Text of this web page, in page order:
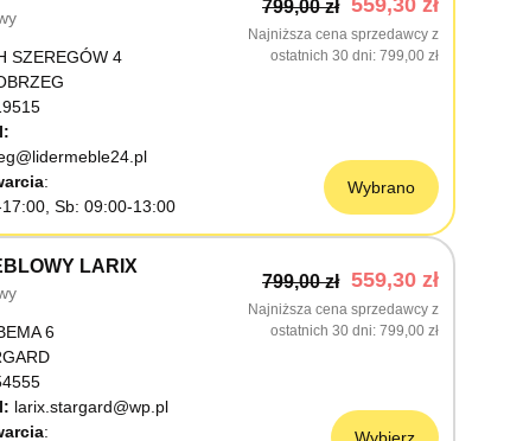
SZEREGÓW 4
Sb: 09:00-13:00
799,00 zł 559,30 zł
Najniższa cena sprzedawcy z
ostatnich 30 dni 799,00 zł
Wybrano
LARIX
6
larix.stargard@wp.pl
799,00 zł 559,30 zł
Najniższa cena sprzedawcy z
ostatnich 30 dni 799,00 zł